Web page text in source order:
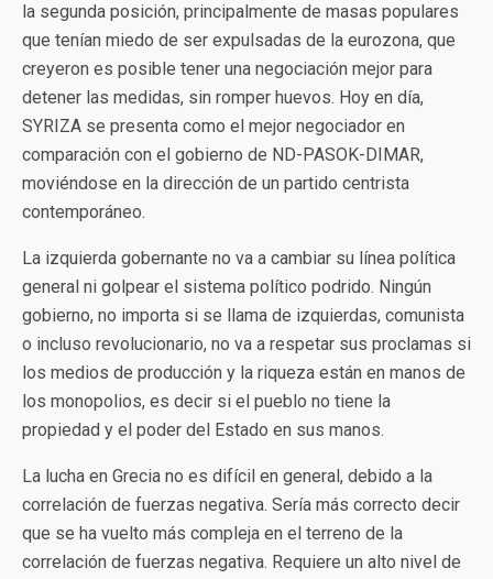
la segunda posición, principalmente de masas populares
que tenían miedo de ser expulsadas de la eurozona, que
creyeron es posible tener una negociación mejor para
detener las medidas, sin romper huevos. Hoy en día,
SYRIZA se presenta como el mejor negociador en
comparación con el gobierno de ND-PASOK-DIMAR,
moviéndose en la dirección de un partido centrista
contemporáneo.
La izquierda gobernante no va a cambiar su línea política
general ni golpear el sistema político podrido. Ningún
gobierno, no importa si se llama de izquierdas, comunista
o incluso revolucionario, no va a respetar sus proclamas si
los medios de producción y la riqueza están en manos de
los monopolios, es decir si el pueblo no tiene la
propiedad y el poder del Estado en sus manos.
La lucha en Grecia no es difícil en general, debido a la
correlación de fuerzas negativa. Sería más correcto decir
que se ha vuelto más compleja en el terreno de la
correlación de fuerzas negativa. Requiere un alto nivel de